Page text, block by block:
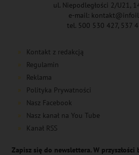
ul. Niepodległości 2/U21,
e-mail:
tel. 500 530 427, 537
Kontakt z redakcją
Regulamin
Reklama
Polityka Prywatności
Nasz Facebook
Nasz kanał na You Tube
Kanał RSS
Zapisz się do newslettera. W przyszłości